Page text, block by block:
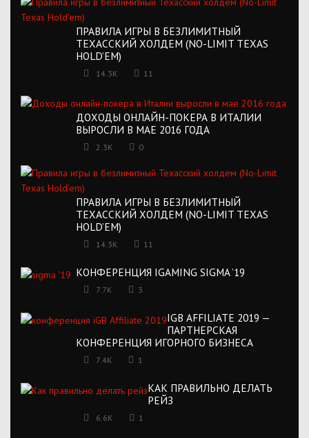
ПРАВИЛА ИГРЫ В БЕЗЛИМИТНЫЙ
ТЕХАССКИЙ ХОЛДЕМ (NO-LIMIT TEXAS
HOLD’EM)
14.3K 11
ДОХОДЫ ОНЛАЙН-ПОКЕРА В ИТАЛИИ
ВЫРОСЛИ В МАЕ 2016 ГОДА
2.3K 0
ПРАВИЛА ИГРЫ В БЕЗЛИМИТНЫЙ
ТЕХАССКИЙ ХОЛДЕМ (NO-LIMIT TEXAS
HOLD’EM)
14.3K 11
КОНФЕРЕНЦИЯ IGAMING SIGMA ’19
7.7K 3
IGB AFFILIATE 2019 —
ПАРТНЕРСКАЯ
КОНФЕРЕНЦИЯ ИГОРНОГО БИЗНЕСА
7.4K 1
КАК ПРАВИЛЬНО ДЕЛАТЬ
РЕЙЗ
6.6K 1